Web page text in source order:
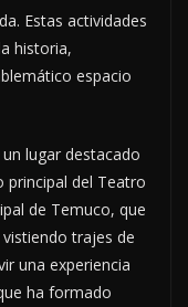
Estas actividades
historia,
espacio
lugar destacado
principal del Teatro
de Temuco, que
trajes de
una experiencia
ha formado